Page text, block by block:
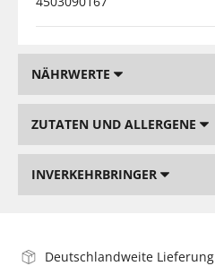
NÄHRWERTE
ZUTATEN UND ALLERGENE
INVERKEHRBRINGER
Deutschlandweite Lieferung